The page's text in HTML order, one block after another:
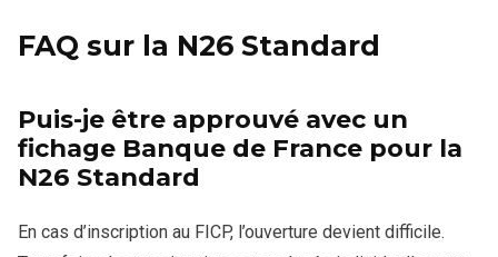
FAQ sur la N26 Standard
Puis-je être approuvé avec un
fichage Banque de France pour la
N26 Standard
En cas d’inscription au FICP, l’ouverture devient difficile.